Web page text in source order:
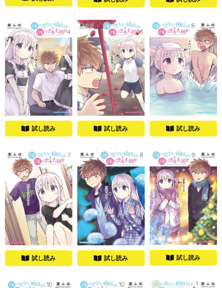
試し読み 試し読み 試し読み
試し読み 試し読み 試し読み